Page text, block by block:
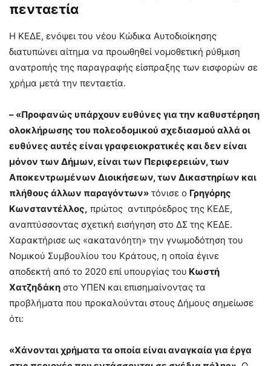
πενταετία
Η ΚΕΔΕ, ενόψει του νέου Κώδικα Αυτοδιοίκησης
διατυπώνει αίτημα να προωθηθεί νομοθετική ρύθμιση
ανατροπής της παραγραφής είσπραξης των εισφορών σε
χρήμα μετά την πενταετία.
– «Προφανώς υπάρχουν ευθύνες για την καθυστέρηση
ολοκλήρωσης του πολεοδομικού σχεδιασμού αλλά οι
ευθύνες αυτές είναι γραφειοκρατικές και δεν είναι
μόνον των Δήμων, είναι των Περιφερειών, των
Αποκεντρωμένων Διοικήσεων, των Δικαστηρίων και
πλήθους άλλων παραγόντων» τόνισε ο Γρηγόρης
Κωνσταντέλλος, πρώτος αντιπρόεδρος της ΚΕΔΕ,
αναπτύσσοντας σχετική εισήγηση στο ΔΣ της ΚΕΔΕ.
Χαρακτήρισε ως «ακατανόητη» την γνωμοδότηση του
Νομικού Συμβουλίου του Κράτους, η οποία έγινε
αποδεκτή από το 2020 επί υπουργίας του Κωστή
Χατζηδάκη στο ΥΠΕΝ και επισημαίνοντας τα
προβλήματα που προκαλούνται στους Δήμους σημείωσε
ότι:
«Χάνονται χρήματα τα οποία είναι αναγκαία για έργα